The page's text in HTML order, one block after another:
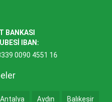
BANKASI
IBAN:
0090 4551 16
Antalya Aydın Balıkesir